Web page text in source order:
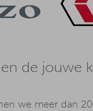
de jouwe
we meer dan